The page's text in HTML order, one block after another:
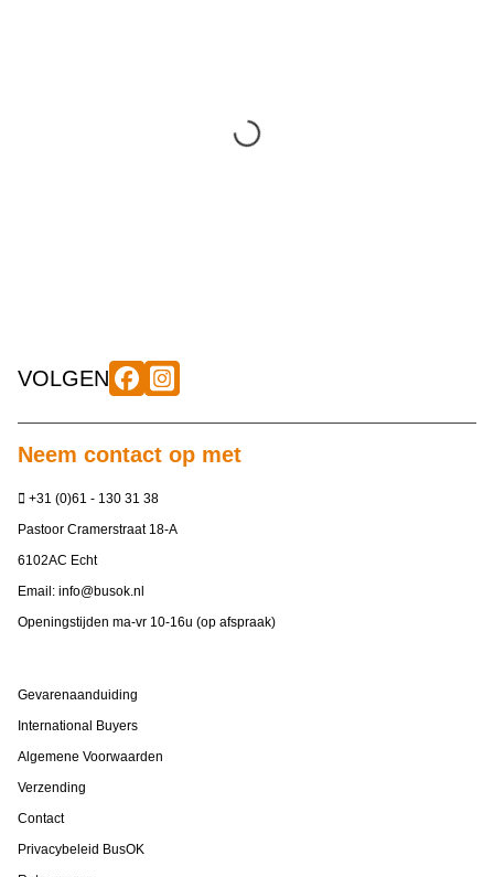
VOLGEN
Neem contact op met
+31 (0)61 - 130 31 38
Pastoor Cramerstraat 18-A
6102AC Echt
Email: info@busok.nl
Openingstijden ma-vr 10-16u (op afspraak)
Gevarenaanduiding
International Buyers
Algemene Voorwaarden
Verzending
Contact
Privacybeleid BusOK